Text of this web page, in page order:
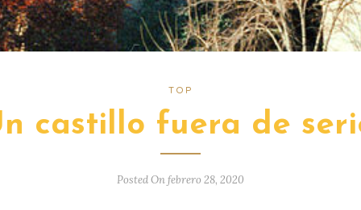
TOP
castillo fuera de
Posted On febrero 28, 2020